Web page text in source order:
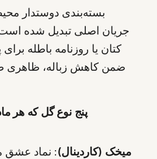
بسته‌بندی دوستدار
جریان اصلی تبدیل شده است.
کتان یا روزنامه باطله
ضمن کاهش زباله، ظاهری
پنج نوع گل که هر
میخک (کاردینال): نماد عشق